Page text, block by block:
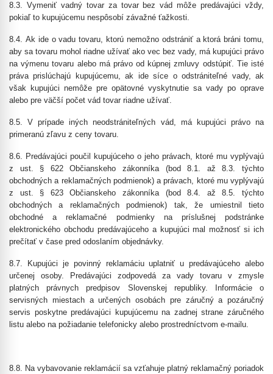
8.3. Vymeniť vadný tovar za tovar bez vád môže predávajúci vždy,
pokiaľ to kupujúcemu nespôsobí závažné ťažkosti.
8.4. Ak ide o vadu tovaru, ktorú nemožno odstrániť a ktorá bráni tomu,
aby sa tovaru mohol riadne užívať ako vec bez vady, má kupujúci právo
na výmenu tovaru alebo má právo od kúpnej zmluvy odstúpiť. Tie isté
práva prislúchajú kupujúcemu, ak ide síce o odstrániteľné vady, ak
však kupujúci nemôže pre opätovné vyskytnutie sa vady po oprave
alebo pre väčší počet vád tovar riadne užívať.
8.5. V prípade iných neodstrániteľných vád, má kupujúci právo na
primeranú zľavu z ceny tovaru.
8.6. Predávajúci poučil kupujúceho o jeho právach, ktoré mu vyplývajú
z ust. § 622 Občianskeho zákonníka (bod 8.1. až 8.3. týchto
obchodných a reklamačných podmienok) a právach, ktoré mu vyplývajú
z ust. § 623 Občianskeho zákonníka (bod 8.4. až 8.5. týchto
obchodných a reklamačných podmienok) tak, že umiestnil tieto
obchodné a reklamačné podmienky na príslušnej podstránke
elektronického obchodu predávajúceho a kupujúci mal možnosť si ich
prečítať v čase pred odoslaním objednávky.
8.7. Kupujúci je povinný reklamáciu uplatniť u predávajúceho alebo
určenej osoby. Predávajúci zodpovedá za vady tovaru v zmysle
platných právnych predpisov Slovenskej republiky. Informácie o
servisných miestach a určených osobách pre záručný a pozáručný
servis poskytne predávajúci kupujúcemu na zadnej strane záručného
listu alebo na požiadanie telefonicky alebo prostredníctvom e-mailu.
8.8. Na vybavovanie reklamácií sa vzťahuje platný reklamačný poriadok